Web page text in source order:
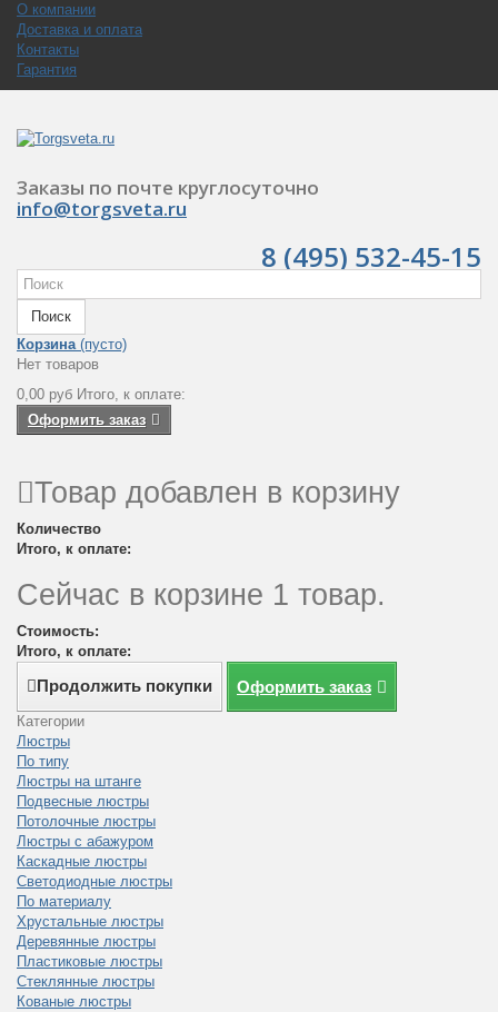
О компании
Доставка и оплата
Контакты
Гарантия
Заказы по почте круглосуточно
info@torgsveta.ru
8 (495) 532-45-15
Поиск
Корзина (пусто)
Нет товаров
0,00 руб Итого, к оплате:
Оформить заказ
Товар добавлен в корзину
Количество
Итого, к оплате:
Сейчас в корзине 1 товар.
Стоимость:
Итого, к оплате:
Продолжить покупки Оформить заказ
Категории
Люстры
По типу
Люстры на штанге
Подвесные люстры
Потолочные люстры
Люстры с абажуром
Каскадные люстры
Светодиодные люстры
По материалу
Хрустальные люстры
Деревянные люстры
Пластиковые люстры
Стеклянные люстры
Кованые люстры